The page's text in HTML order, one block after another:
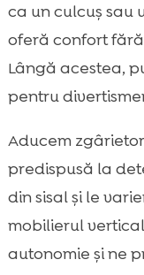
ca un culcuș sau
oferă confort
Lângă acestea,
pentru
Aducem
predispusă la
din sisal și le
mobilierul
autonomie și ne